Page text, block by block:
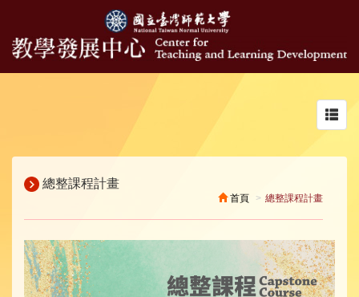
總整課程計畫
首頁 總整課程計畫